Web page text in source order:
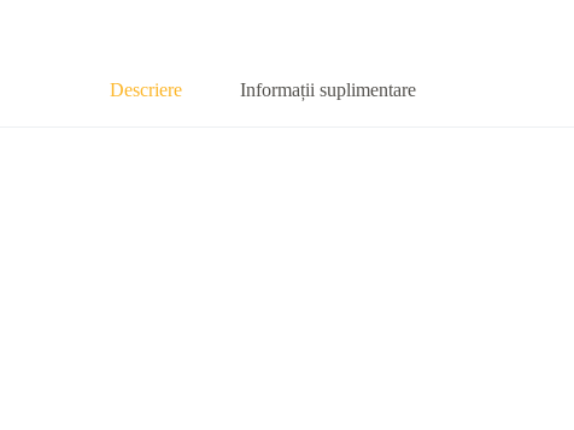
Descriere Informații suplimentare